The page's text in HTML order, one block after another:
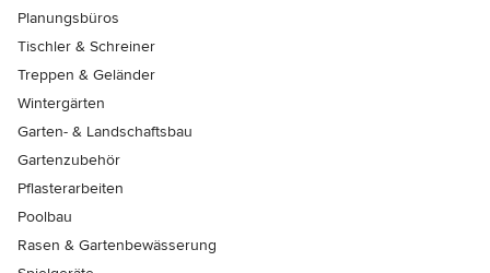
Planungsbüros
Tischler & Schreiner
Treppen & Geländer
Wintergärten
Garten- & Landschaftsbau
Gartenzubehör
Pflasterarbeiten
Poolbau
Rasen & Gartenbewässerung